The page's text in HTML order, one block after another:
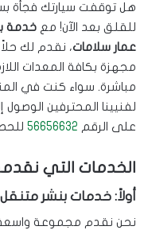
هل توقفت سيارتك فجأة
للقلق بعد الآن! مع خدمة
عمار سلامات، نقدم لك
مجهزة بكافة المعدات
مباشرة. سواء كنت في
لفنيينا المحترفين
على الرقم 56656632
الخدمات التي
أولاً: خدمات بنشر
نحن نقدم مجموعة